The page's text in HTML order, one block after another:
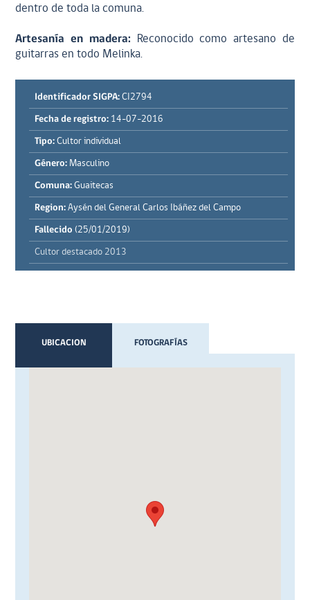
dentro de toda la comuna.
Artesanía en madera: Reconocido como artesano de
guitarras en todo Melinka.
Identificador SIGPA: CI2794
Fecha de registro: 14-07-2016
Tipo: Cultor individual
Género: Masculino
Comuna: Guaitecas
Region: Aysén del General Carlos Ibáñez del Campo
Fallecido (25/01/2019)
Cultor destacado 2013
UBICACION FOTOGRAFÍAS